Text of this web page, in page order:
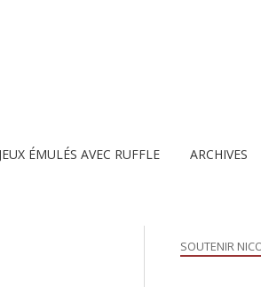
JEUX ÉMULÉS AVEC RUFFLE ARCHIVES
SOUTENIR